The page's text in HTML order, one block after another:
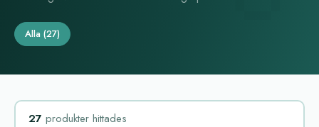
Alla (27)
27 produkter hittades